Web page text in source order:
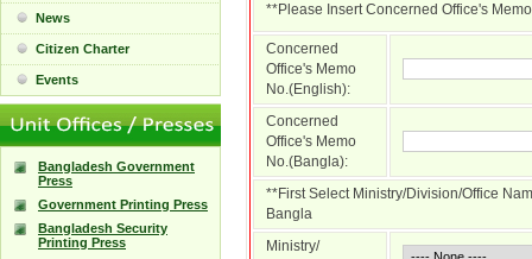
News
Citizen Charter
Events
Bangladesh Government
Press
Government Printing Press
Bangladesh Security
Printing Press
**Please Insert Concerned Office's
Concerned
Office's Memo
No.(English):
Concerned
Office's Memo
No.(Bangla):
**First Select Ministry/Division/Office
Bangla
Ministry/